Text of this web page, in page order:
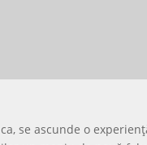
se ascunde o